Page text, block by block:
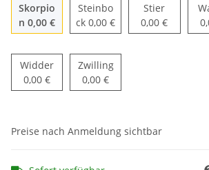
Skorpio
nSkorpion
0,00 €
Steinbo
ckSteinbock
0,00 €
StierStier
0,00 €
WidderWidder
0,00 €
ZwillingZwilling
0,00 €
Preise nach Anmeldung sichtbar